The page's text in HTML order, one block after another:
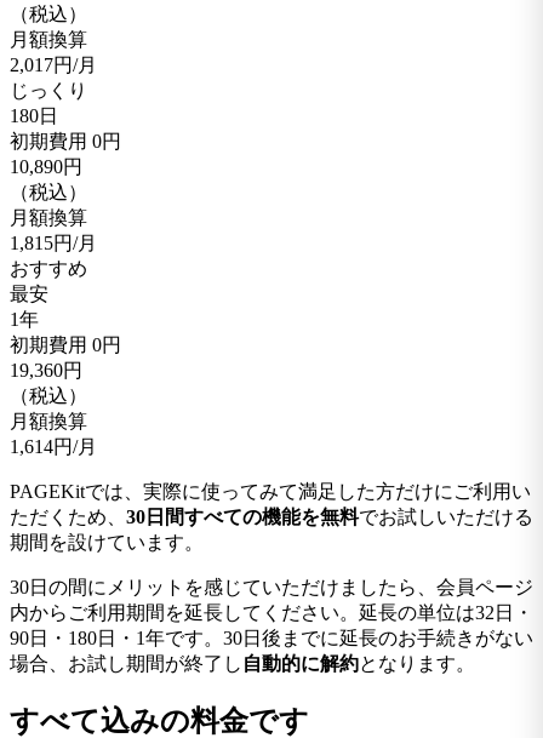
（税込）
月額換算
2,017円/月
じっくり
180日
初期費用 0円
10,890円
（税込）
月額換算
1,815円/月
おすすめ
最安
1年
初期費用 0円
19,360円
（税込）
月額換算
1,614円/月
PAGEKitでは、実際に使ってみて満足した方だけにご利用い
ただくため、 30日間すべての機能を無料でお試しいただける
期間を設けています。
30日の間にメリットを感じていただけましたら、会員ページ
内からご利用期間を延長してください。延長の単位は32日・
90日・180日・1年です。30日後までに延長のお手続きがない
場合、お試し期間が終了し 自動的に解約となります。
すべて込みの料金です